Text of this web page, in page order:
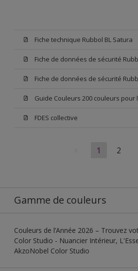
Fiche technique Rubbol BL Satura
Guide Couleurs 200 couleurs pour
FDES collective
1 2
Gamme de couleurs
Couleurs de l’Année 2026 – Trouvez
Color Studio - Nuancier Intérieur,
AkzoNobel Color Studio